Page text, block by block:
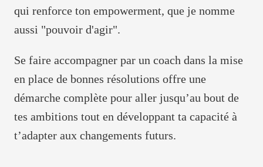
qui renforce ton empowerment, que je nomme
aussi "pouvoir d'agir".
Se faire accompagner par un coach dans la mise
en place de bonnes résolutions offre une
démarche complète pour aller jusqu’au bout de
tes ambitions tout en développant ta capacité à
t’adapter aux changements futurs.